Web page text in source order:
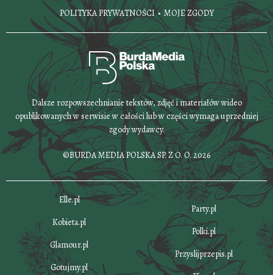
POLITYKA PRYWATNOŚCI
MOJE ZGODY
Dalsze rozpowszechnianie tekstów, zdjęć i materiałów wideo
opublikowanych w serwisie w całości lub w części wymaga uprzedniej
zgody wydawcy.
©BURDA MEDIA POLSKA SP. Z O. O. 2026
Elle.pl
Kobieta.pl
Glamour.pl
Gotujmy.pl
Party.pl
Polki.pl
Przyslijprzepis.pl